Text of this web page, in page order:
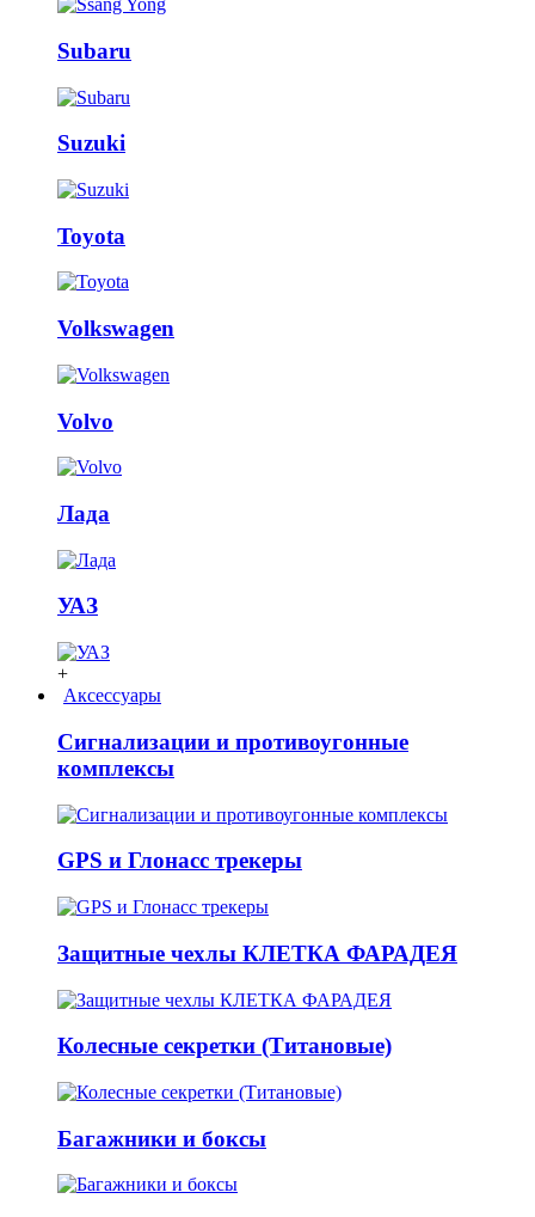
Subaru
Suzuki
Toyota
Volkswagen
Volvo
Лада
УАЗ
+
Аксессуары
Сигнализации и противоугонные
комплексы
GPS и Глонасс трекеры
Защитные чехлы КЛЕТКА ФАРАДЕЯ
Колесные секретки (Титановые)
Багажники и боксы